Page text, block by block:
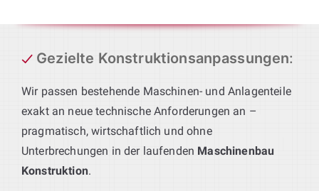
Gezielte Konstruktionsanpassungen:
Wir passen bestehende Maschinen- und Anlagenteile
exakt an neue technische Anforderungen an –
pragmatisch, wirtschaftlich und ohne
Unterbrechungen in der laufenden Maschinenbau
Konstruktion.